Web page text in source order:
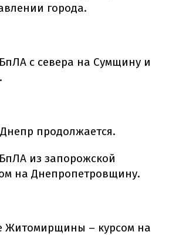
города.
с севера на Сумщину и
продолжается.
из запорожской
на Днепропетровщину.
Житомирщины – курсом на